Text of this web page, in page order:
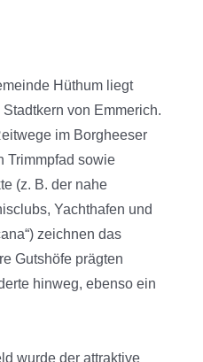
Hüthum liegt
von Emmerich.
im Borgheeser
Trimmpfad sowie
(z. B. der nahe
Yachthafen und
zeichnen das
Gutshöfe prägten
hinweg, ebenso ein
wurde der attraktive